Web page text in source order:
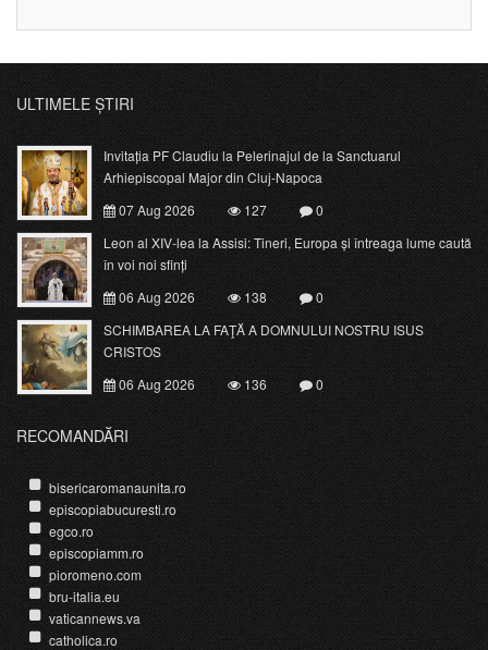
ULTIMELE ȘTIRI
Invitația PF Claudiu la Pelerinajul de la Sanctuarul
Arhiepiscopal Major din Cluj-Napoca
07 Aug 2026
127
0
Leon al XIV-lea la Assisi: Tineri, Europa și întreaga lume caută
în voi noi sfinți
06 Aug 2026
138
0
SCHIMBAREA LA FAŢĂ A DOMNULUI NOSTRU ISUS
CRISTOS
06 Aug 2026
136 0
RECOMANDĂRI
bisericaromanaunita.ro
episcopiabucuresti.ro
egco.ro
episcopiamm.ro
pioromeno.com
bru-italia.eu
vaticannews.va
catholica.ro